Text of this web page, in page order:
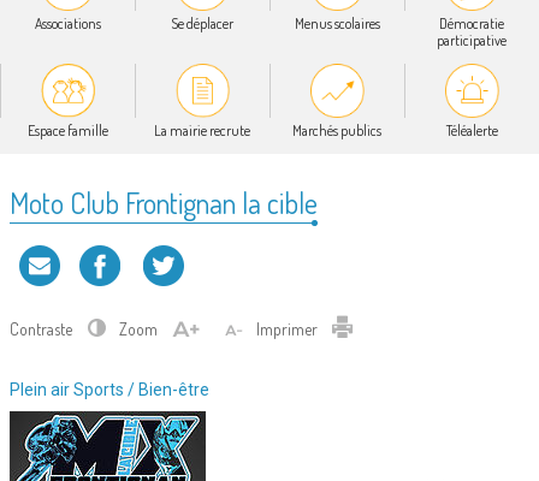
Associations Se déplacer Menus scolaires
Démocratie
participative
Espace famille La mairie recrute Marchés publics Téléalerte
Moto Club Frontignan la cible
Contraste Zoom Imprimer
Type
d'association
Plein airSports / Bien-être